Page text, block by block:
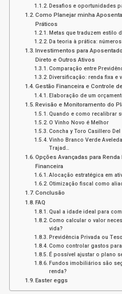
Desafios e oportunidades
Como Planejar minha
Práticos
Metas que traduzem estilo
Da teoria à prática:
Investimentos para
Direto e Outros Ativos
Comparação entre
Diversificação: renda fixa e
Gestão Financeira e Controle
Elaboração de um
Revisão e Monitoramento do
Quando e como recalibrar
O Vinho Novo é Melhor
Concha y Toro Casillero Del
Vinho Branco Verde
Trajad…
Opções Avançadas para
Financeira
Alocação estratégica em
Otimização fiscal como
Conclusão
FAQ
Qual a idade ideal para
Como calcular o valor
vida?
Previdência Privada ou
Como controlar gastos
É possível ajustar o plano
Fundos imobiliários são
renda?
Easter eggs